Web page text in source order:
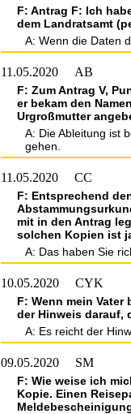
F: Antrag F: Ich
dem Landratsamt
A: Wenn die Daten
11.05.2020 AB
F: Zum Antrag V,
er bekam den
Urgroßmutter
A: Die Ableitung ist
gehen.
11.05.2020 CC
F: Entsprechend
mit in den Antrag
solchen Kopien ist
A: Das haben Sie
10.05.2020 CYK
F: Wenn mein
der Hinweis darauf,
A: Es reicht der
09.05.2020 SM
F: Wie weise ich
Kopie. Einen